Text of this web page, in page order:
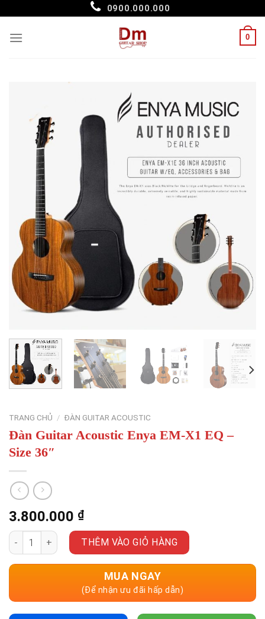
content
0900.000.000
0
TRANG CHỦ / ĐÀN GUITAR ACOUSTIC
Đàn Guitar Acoustic Enya EM-X1 EQ –
Size 36″
3.800.000 ₫
Đàn Guitar Acoustic Enya EM-X1 EQ - Size 36" số lượng
THÊM VÀO GIỎ HÀNG
MUA NGAY
(Để nhận ưu đãi hấp dẫn)